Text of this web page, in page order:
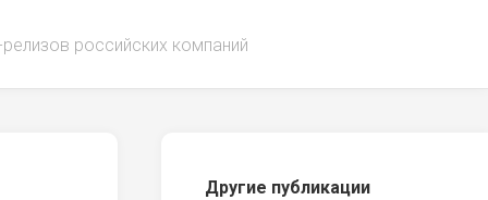
российских компаний
Другие публикации